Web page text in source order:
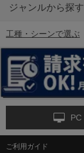
6-矢印板/LED矢印板
ジャンルから探す
工種・シーンで選ぶ
PC
ご利用ガイド